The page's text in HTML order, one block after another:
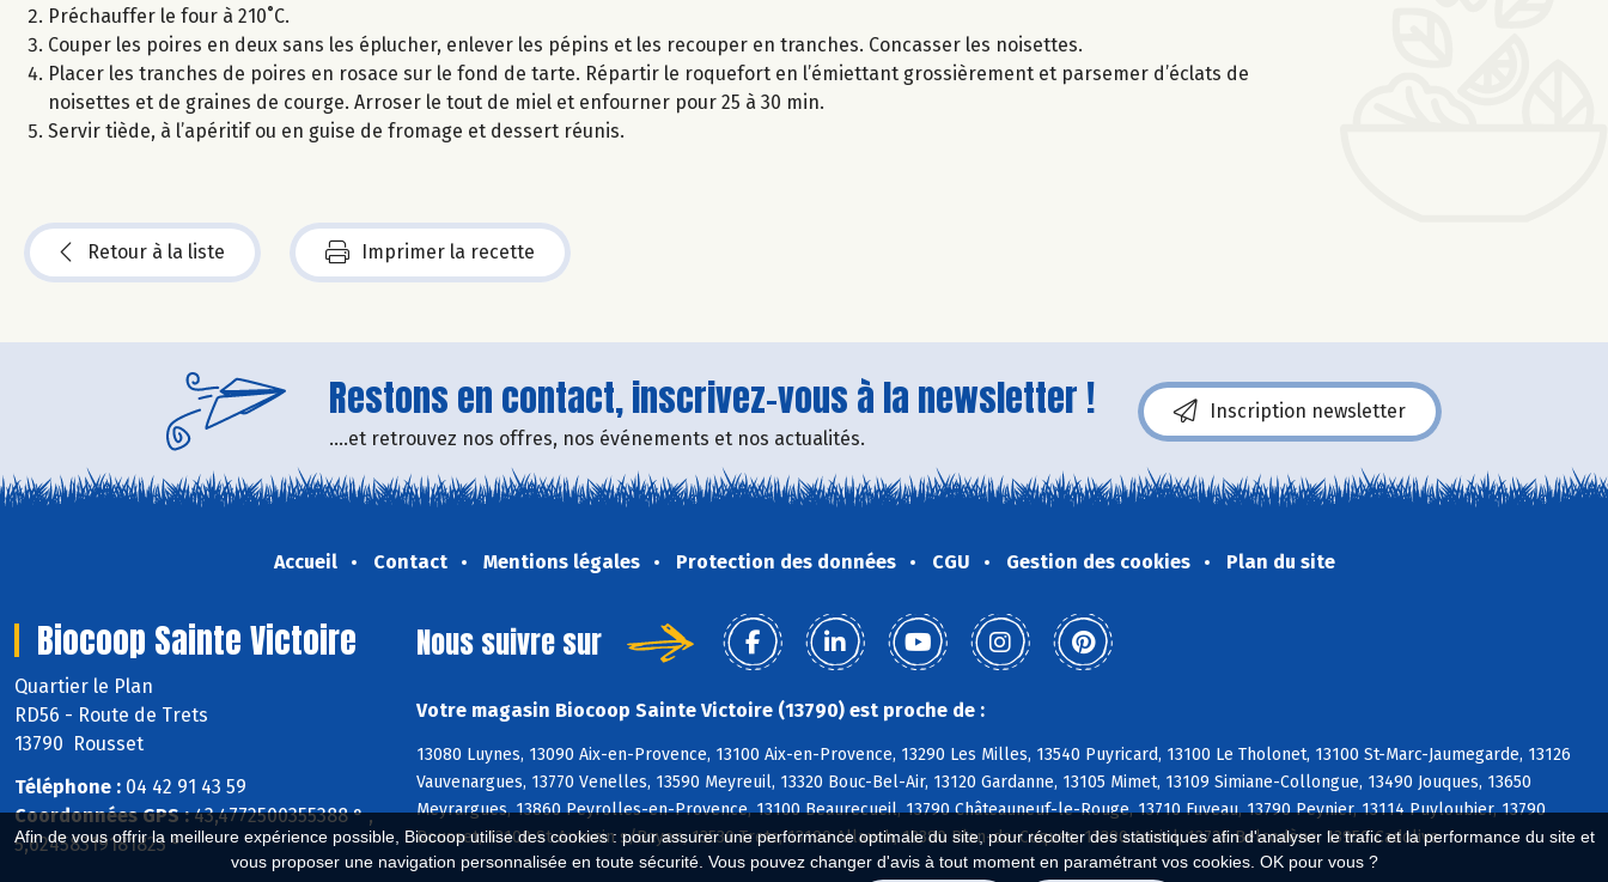
Afin de vous offrir la meilleure expérience possible, Biocoop utilise des cookies : pour assurer une performance optimale du site, pour récolter des statistiques afin d'analyser le trafic et la performance du site et
vous proposer une navigation personnalisée en toute sécurité. Vous pouvez changer d'avis à tout moment en paramétrant vos cookies. OK pour vous ?
Préchauffer le four à 210˚C.
Couper les poires en deux sans les éplucher, enlever les pépins et les recouper en tranches. Concasser les noisettes.
Placer les tranches de poires en rosace sur le fond de tarte. Répartir le roquefort en l’émiettant grossièrement et parsemer d’éclats de
noisettes et de graines de courge. Arroser le tout de miel et enfourner pour 25 à 30 min.
Servir tiède, à l’apéritif ou en guise de fromage et dessert réunis.
Retour à la liste Imprimer la recette
Restons en contact, inscrivez-vous à la newsletter !
....et retrouvez nos offres, nos événements et nos actualités.
Inscription newsletter
Accueil Contact Mentions légales Protection des données CGU Gestion des cookies Plan du site
Biocoop Sainte Victoire
Quartier le Plan
RD56 - Route de Trets
13790 Rousset
Téléphone : 04 42 91 43 59
Coordonnées GPS :43,4772500355388 ° ,
5,62458319181823 °
Nous suivre sur
Votre magasin Biocoop Sainte Victoire (13790) est proche de :
13080 Luynes, 13090 Aix-en-Provence, 13100 Aix-en-Provence, 13290 Les Milles, 13540 Puyricard, 13100 Le Tholonet, 13100 St-Marc-Jaumegarde, 13126
Vauvenargues, 13770 Venelles, 13590 Meyreuil, 13320 Bouc-Bel-Air, 13120 Gardanne, 13105 Mimet, 13109 Simiane-Collongue, 13490 Jouques, 13650
Meyrargues, 13860 Peyrolles-en-Provence, 13100 Beaurecueil, 13790 Châteauneuf-le-Rouge, 13710 Fuveau, 13790 Peynier, 13114 Puyloubier, 13790
Rousset, 13100 St-Antonin s/Bayon, 13530 Trets, 13190 Allauch, 13380 Plan-de-Cuques, 13390 Auriol, 13720 Belcodène, 13950 Cadolive